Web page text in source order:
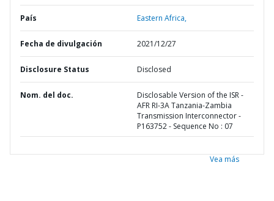
País Eastern Africa,
Fecha de divulgación 2021/12/27
Disclosure Status Disclosed
Nom. del doc.
Disclosable Version of the ISR -
AFR RI-3A Tanzania-Zambia
Transmission Interconnector -
P163752 - Sequence No : 07
Vea más